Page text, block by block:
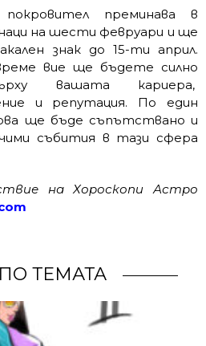
преминава в
на шести февруари и ще
знак до 15-ти април.
вие ще бъдете силно
вашата кариера,
и репутация. По един
ще бъде съпътствано и
събития в тази сфера
на Хороскопи Астро
ТЕМАТА